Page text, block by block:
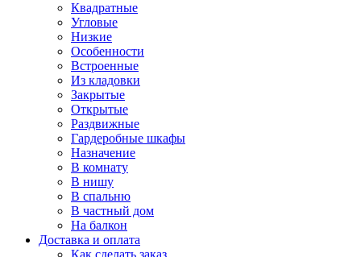
Квадратные
Угловые
Низкие
Особенности
Встроенные
Из кладовки
Закрытые
Открытые
Раздвижные
Гардеробные шкафы
Назначение
В комнату
В нишу
В спальню
В частный дом
На балкон
Доставка и оплата
Как сделать заказ